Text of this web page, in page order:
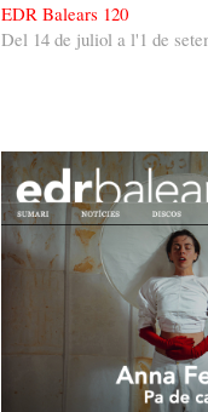
EDR Balears 120
Del 14 de juliol a l'1 de